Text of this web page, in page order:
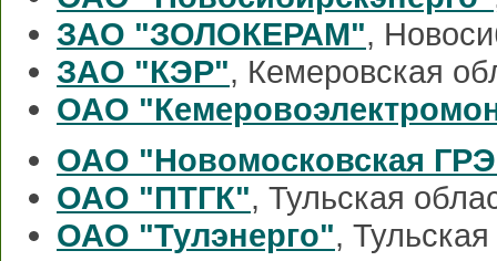
ЗАО "ЗОЛОКЕРАМ",
ЗАО "КЭР", Кемеровская
ОАО
ОАО "Новомосковская
ОАО "ПТГК", Тульская
ОАО "Тулэнерго",